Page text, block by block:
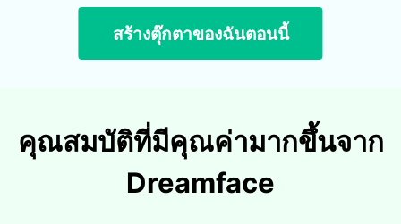
สร้างตุ๊กตาของฉันตอนนี้
คุณสมบัติที่มีคุณค่ามากขึ้นจาก
Dreamface